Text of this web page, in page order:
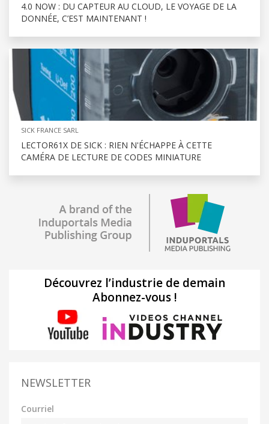
4.0 NOW : DU CAPTEUR AU CLOUD, LE VOYAGE DE LA
DONNÉE, C’EST MAINTENANT !
SICK FRANCE SARL
LECTOR61X DE SICK : RIEN N'ÉCHAPPE À CETTE
CAMÉRA DE LECTURE DE CODES MINIATURE
Découvrez l’industrie de demain
Abonnez-vous !
NEWSLETTER
Courriel